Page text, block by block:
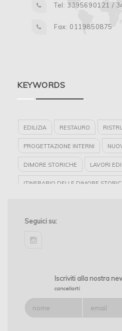
Tel: 3395690121 /
Fax: 0119850875
KEYWORDS
EDILIZIA RESTAURO
PROGETTAZIONE INTERNI
DIMORE STORICHE LAVORI
ITINERARIO DELLE DIMORE
ORDINE DEGLI ARCHITETTI
PIEMONTE
Seguici su:
Iscriviti alla nostra
cancellarti